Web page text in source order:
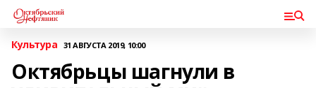
Культура 31 АВГУСТА 2019, 10:00
Октябрьцы шагнули в